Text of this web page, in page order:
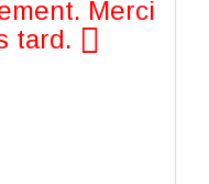
Merci
tard.